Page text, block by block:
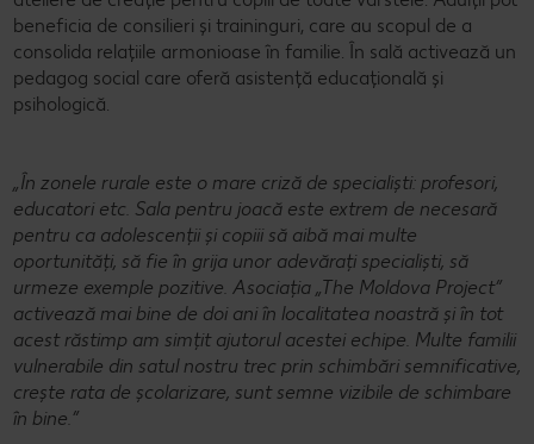
beneficia de consilieri și traininguri, care au scopul de a
consolida relațiile armonioase în familie. În sală activează un
pedagog social care oferă asistență educațională și
psihologică.
„În zonele rurale este o mare criză de specialiști: profesori,
educatori etc. Sala pentru joacă este extrem de necesară
pentru ca adolescenții și copiii să aibă mai multe
oportunități, să fie în grija unor adevărați specialiști, să
urmeze exemple pozitive. Asociația „The Moldova Project”
activează mai bine de doi ani în localitatea noastră și în tot
acest răstimp am simțit ajutorul acestei echipe. Multe familii
vulnerabile din satul nostru trec prin schimbări semnificative,
crește rata de școlarizare, sunt semne vizibile de schimbare
în bine.”